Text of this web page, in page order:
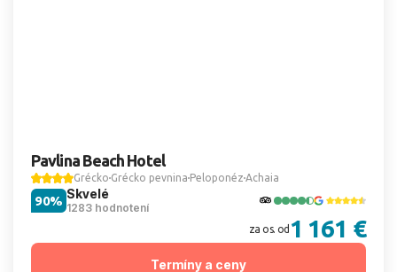
Pavlina Beach Hotel
Grécko Grécko pevnina Peloponéz Achaia
Skvelé
1283 hodnotení
90%
za os. od 1 161 €
Termíny a ceny